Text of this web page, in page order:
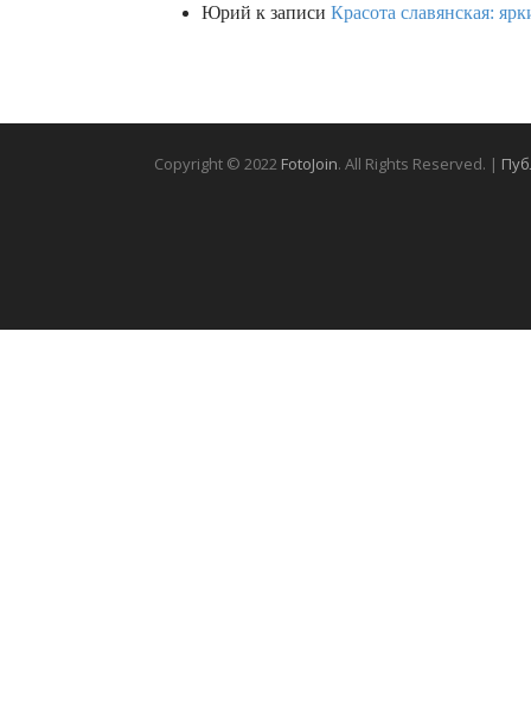
Юрий к записи Красота славянская:
Copyright © 2022 FotoJoin. All Rights Reserved. |